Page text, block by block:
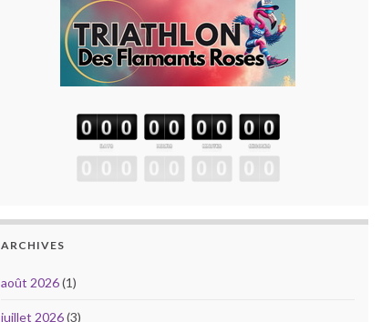
ARCHIVES
août 2026(1)
juillet 2026(3)